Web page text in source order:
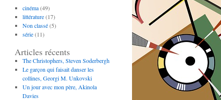
cinéma(49)
littérature(17)
Non classé(5)
série(11)
Articles récents
The Christophers, Steven Soderbergh
Le garçon qui faisait danser les
collines, Georgi M. Unkovski
Un jour avec mon père, Akinola
Davies